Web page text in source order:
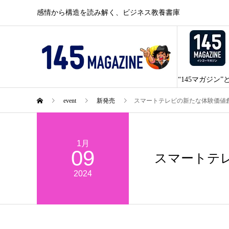
感情から構造を読み解く、ビジネス教養書庫
“145マガジン”
event 新発売 スマートテレビの新たな体験価値
1月
09
2024
スマートテ